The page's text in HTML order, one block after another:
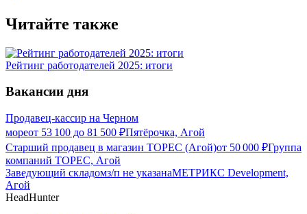
Читайте также
Рейтинг работодателей 2025: итоги
Вакансии дня
Продавец-кассир на Черном
мореот 53 100 до 81 500 ₽Пятёрочка, Агой
Старший продавец в магазин ТОРЕС (Агой)от 50 000 ₽Группа
компаний ТОРЕС, Агой
Заведующий складомз/п не указанаМЕТРИКС Development,
Агой
HeadHunter